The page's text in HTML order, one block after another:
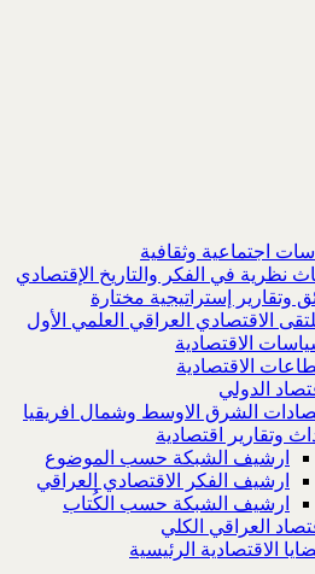
اجتماعية وثقافية
نظرية في الفكر والتاريخ الإقتصادي
وتقارير إستراتيجية مختارة
الاقتصادي العراقي العلمي الأول
الاقتصادية
الاقتصادية
الدولي
الشرق الاوسط وشمال افريقيا
وتقارير اقتصادية
ارشيف الشبكة حسب الموضوع
ارشيف الفكر الاقتصادي العراقي
ارشيف الشبكة حسب الكُتاب
العراقي الكلي
الاقتصادية الرئيسية